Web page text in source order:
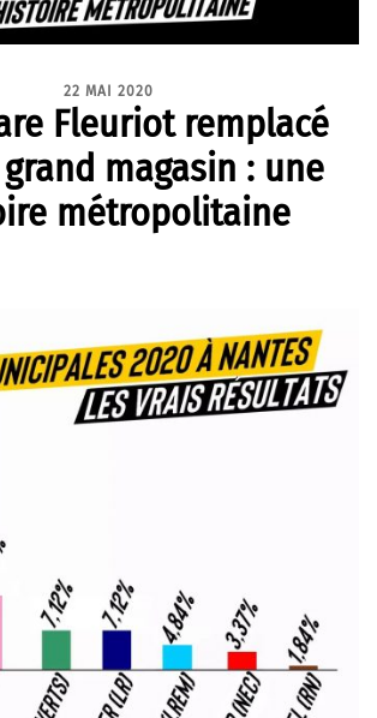
22 MAI 2020
Fleuriot remplacé
magasin : une
métropolitaine